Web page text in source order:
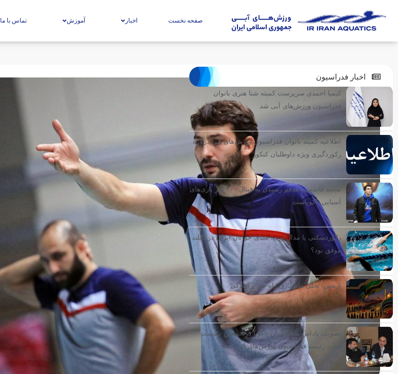
صفحه نخست اخبار آموزش تماس با ما
اخبار فدراسیون
کیمیا احمدی سرپرست کمیته شنا هنری بانوان
فدراسیون ورزش‌های آبی شد
اطلاعیه کمیته بانوان فدراسیون ورزش‌های آبی درباره
رکوردگیری ویژه داوطلبان کنکور
محمد قاسمی: هدفم رسیدن به فینال ۴۰۰ متر بازی‌های
آسیایی ناگویاست
رکوردشکنی یا مدال‌آوری؛ شنای جوانان ایران در تایلند
موفق بود؟
اربعین؛ تجلی ماندگاری راه حق و آزادگی
تصویب پاداش مدال‌آوران ناگویا درنخستین نشست
هیأت رئیسه فدراسیون ورزش‌های آبی